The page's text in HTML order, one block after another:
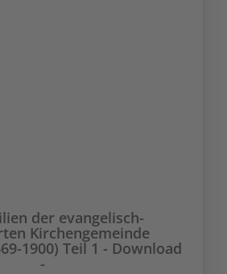
der evangelisch-
Kirchengemeinde
1900) Teil 1 - Download
-